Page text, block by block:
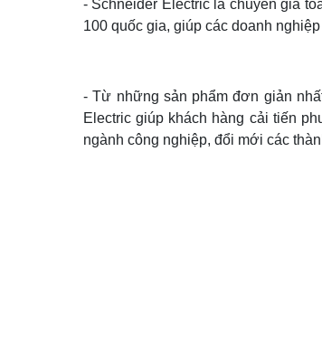
- Schneider Electric là chuyên gia
100 quốc gia, giúp các doanh
- Từ những sản phẩm đơn giản
Electric giúp khách hàng cải tiến
ngành công nghiệp, đổi mới các